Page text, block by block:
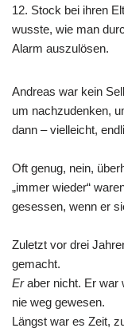
12. Stock bei ihren
wusste, wie man
Alarm auszulösen.
Andreas war kein
um nachzudenken,
dann – vielleicht,
Oft genug, nein,
„immer wieder“
gesessen, wenn er
Zuletzt vor drei
gemacht.
Eraber nicht. Er war
nie weg gewesen.
Längst war es Zeit,